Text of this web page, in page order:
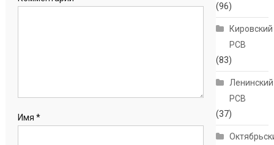
Имя *
(96)
Кировский
РСВ
(83)
Ленинский
РСВ
(37)